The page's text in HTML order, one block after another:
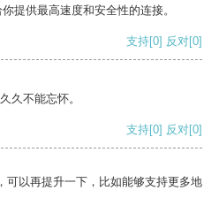
提供最高速度和安全性的连接。
支持[0] 反对[0]
久不能忘怀。
支持[0] 反对[0]
可以再提升一下，比如能够支持更多地